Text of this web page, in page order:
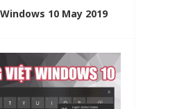
10 May 2019